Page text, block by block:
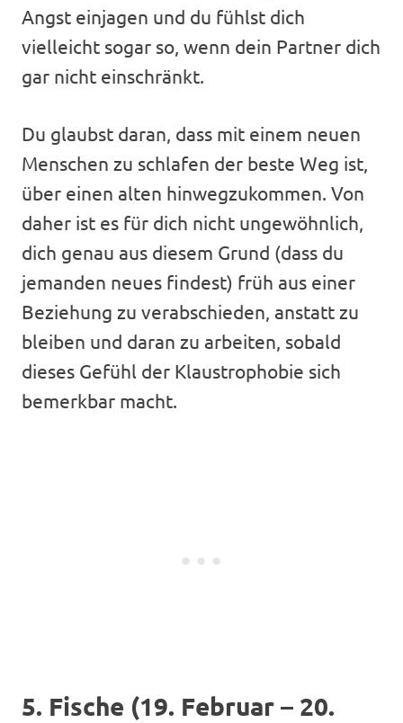
Angst einjagen und du fühlst dich
vielleicht sogar so, wenn dein Partner dich
gar nicht einschränkt.
Du glaubst daran, dass mit einem neuen
Menschen zu schlafen der beste Weg ist,
über einen alten hinwegzukommen. Von
daher ist es für dich nicht ungewöhnlich,
dich genau aus diesem Grund (dass du
jemanden neues findest) früh aus einer
Beziehung zu verabschieden, anstatt zu
bleiben und daran zu arbeiten, sobald
dieses Gefühl der Klaustrophobie sich
bemerkbar macht.
5. Fische (19. Februar – 20.